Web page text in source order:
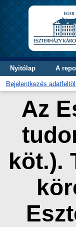
Nyitólap A
Bejelentkezés
Az
köt.).